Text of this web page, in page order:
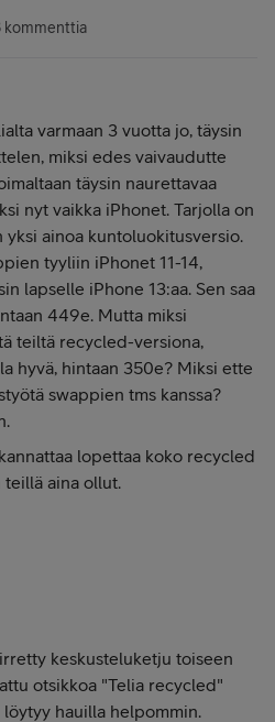
kommenttia
varmaan 3 vuotta jo, täysin
miksi edes vaivaudutte
täysin naurettavaa
nyt vaikka iPhonet. Tarjolla on
yksi ainoa kuntoluokitusversio.
tyyliin iPhonet 11-14,
lapselle iPhone 13:aa. Sen saa
449e. Mutta miksi
teiltä recycled-versiona,
hyvä, hintaan 350e? Miksi ette
swappien tms kanssa?
lopettaa koko recycled
teillä aina ollut.
keskusteluketju toiseen
otsikkoa "Telia recycled"
löytyy hauilla helpommin.